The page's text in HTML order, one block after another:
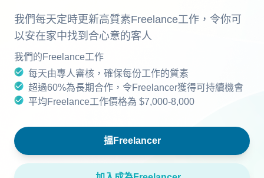
我們每天定時更新高質素Freelance工作，令你可
以安在家中找到合心意的客人
我們的Freelance工作
每天由專人審核，確保每份工作的質素
超過60%為長期合作，令Freelancer獲得可持續機會
平均Freelance工作價格為 $7,000-8,000
搵Freelancer